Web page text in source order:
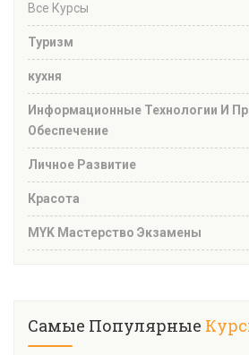
Все Курсы
Туризм
кухня
Информационные Технологии И
Обеспечение
Личное Развитие
Красота
MYK Мастерство Экзамены
Самые Популярные